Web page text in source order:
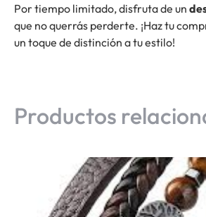
Por tiempo limitado, disfruta de un
que no querrás perderte. ¡Haz tu
un toque de distinción a tu estilo!
Productos